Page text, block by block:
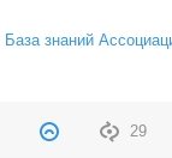
База знаний
29